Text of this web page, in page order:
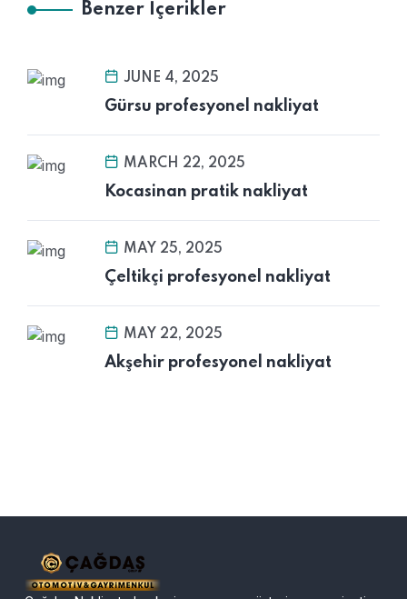
Benzer İçerikler
JUNE 4, 2025
Gürsu profesyonel nakliyat
MARCH 22, 2025
Kocasinan pratik nakliyat
MAY 25, 2025
Çeltikçi profesyonel nakliyat
MAY 22, 2025
Akşehir profesyonel nakliyat